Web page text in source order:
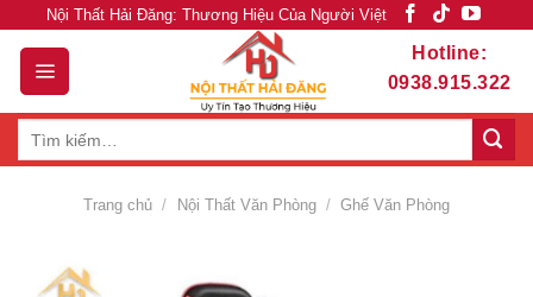
content
Nội Thất Hải Đăng: Thương Hiệu Của Người Việt
Hotline:
0938.915.322
Trang chủ / Nội Thất Văn Phòng / Ghế Văn Phòng